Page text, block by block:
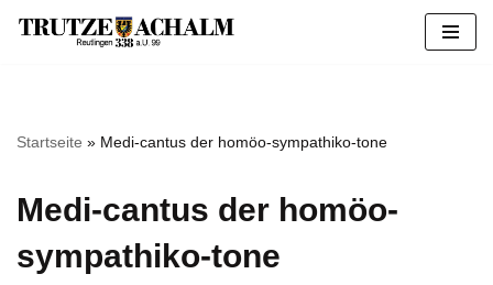
Startseite » Medi-cantus der homöo-sympathiko-tone
Medi-cantus der homöo-
sympathiko-tone